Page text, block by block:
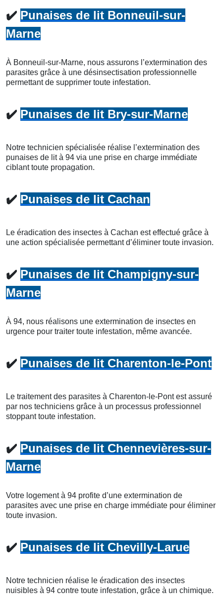
✔️ Punaises de lit Bonneuil-sur-
Marne
À Bonneuil-sur-Marne, nous assurons l’extermination des
parasites grâce à une désinsectisation professionnelle
permettant de supprimer toute infestation.
✔️ Punaises de lit Bry-sur-Marne
Notre technicien spécialisée réalise l’extermination des
punaises de lit à 94 via une prise en charge immédiate
ciblant toute propagation.
✔️ Punaises de lit Cachan
Le éradication des insectes à Cachan est effectué grâce à
une action spécialisée permettant d’éliminer toute invasion.
✔️ Punaises de lit Champigny-sur-
Marne
À 94, nous réalisons une extermination de insectes en
urgence pour traiter toute infestation, même avancée.
✔️ Punaises de lit Charenton-le-Pont
Le traitement des parasites à Charenton-le-Pont est assuré
par nos techniciens grâce à un processus professionnel
stoppant toute infestation.
✔️ Punaises de lit Chennevières-sur-
Marne
Votre logement à 94 profite d’une extermination de
parasites avec une prise en charge immédiate pour éliminer
toute invasion.
✔️ Punaises de lit Chevilly-Larue
Notre technicien réalise le éradication des insectes
nuisibles à 94 contre toute infestation, grâce à un chimique.